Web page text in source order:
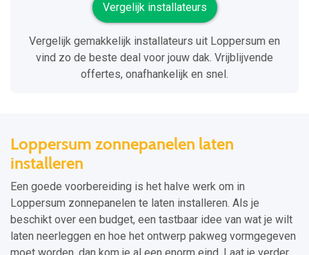
Vergelijk installateurs
Vergelijk gemakkelijk installateurs uit Loppersum en
vind zo de beste deal voor jouw dak. Vrijblijvende
offertes, onafhankelijk en snel.
Loppersum zonnepanelen laten
installeren
Een goede voorbereiding is het halve werk om in
Loppersum zonnepanelen te laten installeren. Als je
beschikt over een budget, een tastbaar idee van wat je wilt
laten neerleggen en hoe het ontwerp pakweg vormgegeven